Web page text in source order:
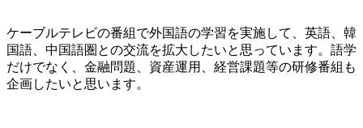
ケーブルテレビの番組で外国語の学習を実施して、英語、韓
国語、中国語圏との交流を拡大したいと思っています。語学
だけでなく、金融問題、資産運用、経営課題等の研修番組も
企画したいと思います。